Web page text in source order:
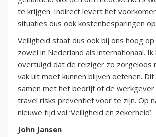
te krijgen. Indirect levert het
situaties dus ook kostenbesparingen
Veiligheid staat dus ook bij ons hoog
zowel in Nederland als internationaal. Ik
overtuigd dat de reiziger zo zorgeloos
vak uit moet kunnen blijven oefenen.
samen met het bedrijf of de
travel risks preventief voor te zijn. Op
nieuwe tijd vol ‘Veiligheid en zekerheid’.
John Jansen